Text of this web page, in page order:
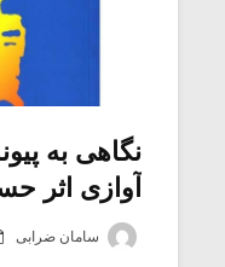
نگاهی به
آوازی اثر
سامان ضرابی